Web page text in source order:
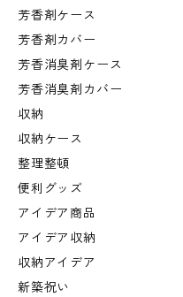
芳香剤ケース
芳香剤カバー
芳香消臭剤ケース
芳香消臭剤カバー
収納
収納ケース
整理整頓
便利グッズ
アイデア商品
アイデア収納
収納アイデア
新築祝い